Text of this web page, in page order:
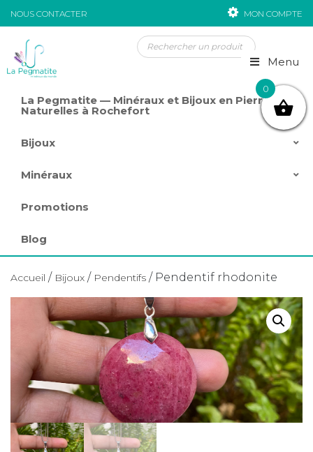
NOUS CONTACTER MON COMPTE
Passer au contenu
Menu
La Pegmatite — Minéraux et Bijoux en Pierres
Naturelles à Rochefort
Bijoux
Minéraux
Promotions
Blog
Accueil / Bijoux / Pendentifs / Pendentif rhodonite
0